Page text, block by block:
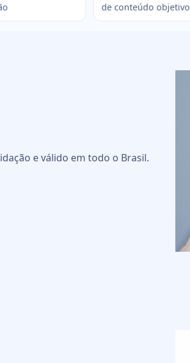
de conteúdo objetivo
e válido em todo o Brasil.